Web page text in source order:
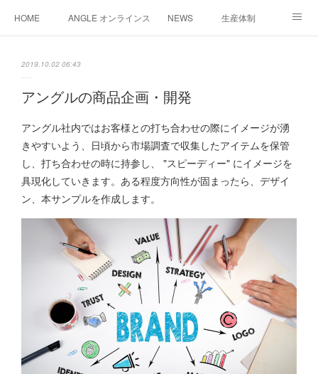
HOME ANGLE オンラインストア NEWS 生産体制
2019.10.02 06:43
アングルの商品企画・開発
アングル社内ではお客様との打ち合わせの際にイメージが湧
きやすいよう、日頃から市場調査で収集したアイテムを保管
し、打ち合わせの時に持参し、 "スピーディー" にイメージを
具現化していきます。ある程度方向性が固まったら、デザイ
ン、本サンプルを作成します。